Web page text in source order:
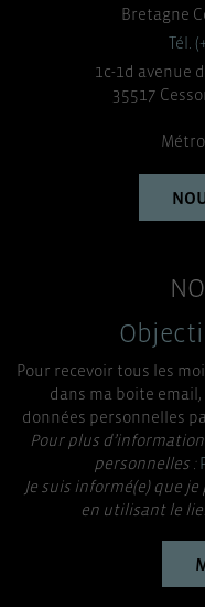
Bretagne
Tél.
1c-1d avenue
35517
Pour recevoir tous les
dans ma boite
données personnelles
Pour plus
personnelles :
Je suis informé(e) que
en utilisant le